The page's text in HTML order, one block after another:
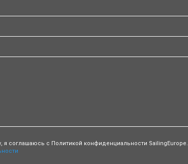
я соглашаюсь с Политикой конфиденциальности SailingEurope.